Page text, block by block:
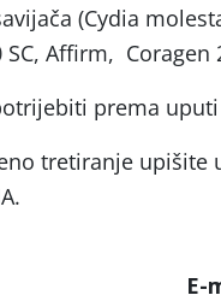
(Cydia
SC, Affirm, Coragen
prema
tretiranje upišite u
E-